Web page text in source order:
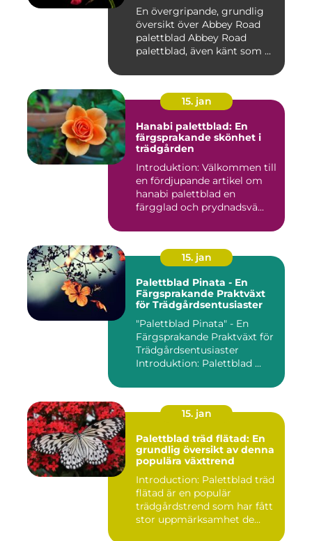
En övergripande, grundlig
översikt över Abbey Road
palettblad Abbey Road
palettblad, även känt som ...
15. jan
Hanabi palettblad: En
färgsprakande skönhet i
trädgården
Introduktion: Välkommen till
en fördjupande artikel om
hanabi palettblad en
färgglad och prydnadsvä...
15. jan
Palettblad Pinata - En
Färgsprakande Praktväxt
för Trädgårdsentusiaster
"Palettblad Pinata" - En
Färgsprakande Praktväxt för
Trädgårdsentusiaster
Introduktion: Palettblad ...
15. jan
Palettblad träd flätad: En
grundlig översikt av denna
populära växttrend
Introduction: Palettblad träd
flätad är en populär
trädgårdstrend som har fått
stor uppmärksamhet de...